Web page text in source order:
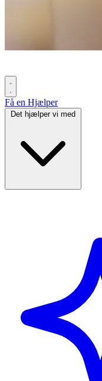
Få en Hjælper
Det hjælper vi med